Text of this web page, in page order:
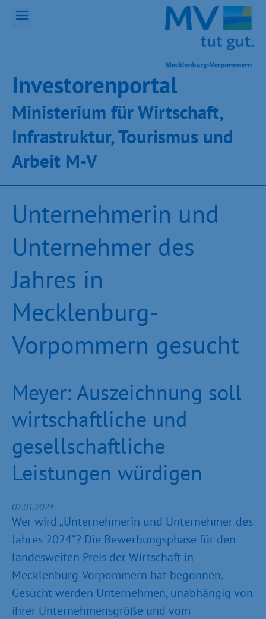
Inves­toren­por­tal
Ministeri­um für Wirt­schaft,
Infra­struk­tur, Tou­ris­mus und
Ar­beit M-V
Unternehmerin und
Unternehmer des
Jahres in
Mecklenburg-
Vorpommern gesucht
Meyer: Auszeichnung soll
wirtschaftliche und
gesellschaftliche
Leistungen würdigen
02.01.2024
Wer wird „Unternehmerin und Unternehmer des
Jahres 2024“? Die Bewerbungsphase für den
landesweiten Preis der Wirtschaft in
Mecklenburg-Vorpommern hat begonnen.
Gesucht werden Unternehmen, unabhängig von
ihrer Unternehmensgröße und vom